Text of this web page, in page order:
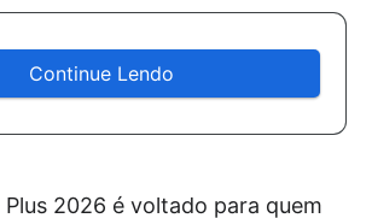
Continue Lendo
Plus 2026 é voltado para quem